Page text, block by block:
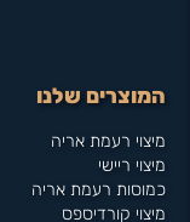
המוצרים שלנו
מיצוי רעמת אריה
מיצוי ריישי
כמוסות רעמת אריה
מיצוי קורדיספס